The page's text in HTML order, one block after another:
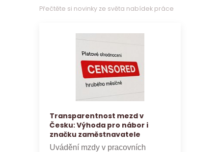
Přečtěte si novinky ze světa nabídek práce
Transparentnost mezd v
Česku: Výhoda pro nábor i
značku zaměstnavatele
Uvádění mzdy v pracovních